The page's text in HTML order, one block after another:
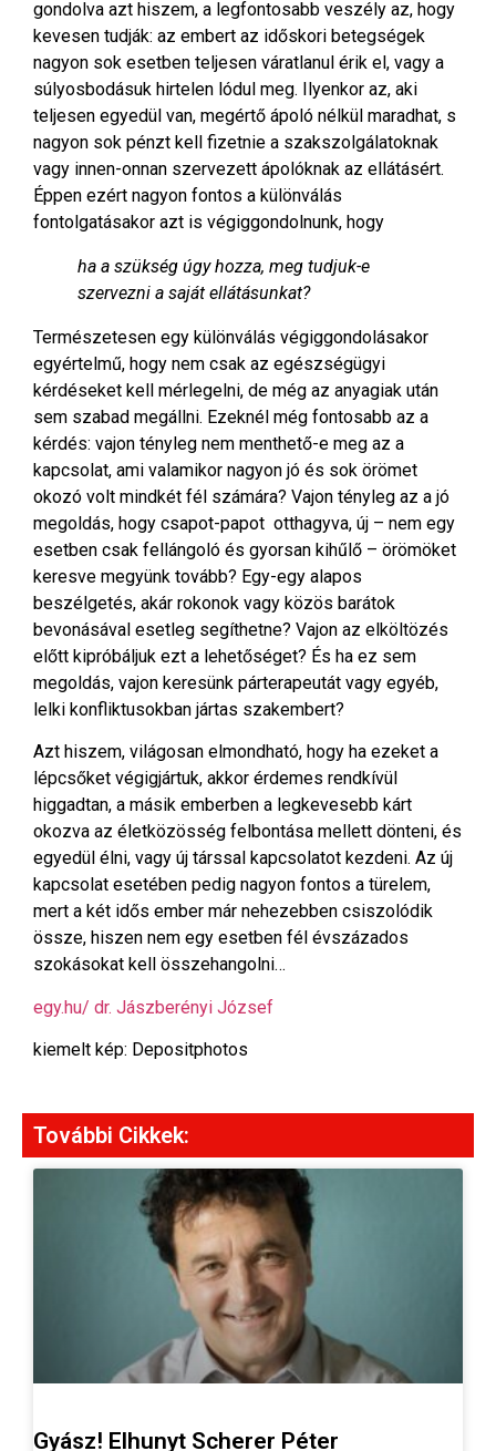
gondolva azt hiszem, a legfontosabb veszély az, hogy
kevesen tudják: az embert az időskori betegségek
nagyon sok esetben teljesen váratlanul érik el, vagy a
súlyosbodásuk hirtelen lódul meg. Ilyenkor az, aki
teljesen egyedül van, megértő ápoló nélkül maradhat, s
nagyon sok pénzt kell fizetnie a szakszolgálatoknak
vagy innen-onnan szervezett ápolóknak az ellátásért.
Éppen ezért nagyon fontos a különválás
fontolgatásakor azt is végiggondolnunk, hogy
ha a szükség úgy hozza, meg tudjuk-e
szervezni a saját ellátásunkat?
Természetesen egy különválás végiggondolásakor
egyértelmű, hogy nem csak az egészségügyi
kérdéseket kell mérlegelni, de még az anyagiak után
sem szabad megállni. Ezeknél még fontosabb az a
kérdés: vajon tényleg nem menthető-e meg az a
kapcsolat, ami valamikor nagyon jó és sok örömet
okozó volt mindkét fél számára? Vajon tényleg az a jó
megoldás, hogy csapot-papot otthagyva, új – nem egy
esetben csak fellángoló és gyorsan kihűlő – örömöket
keresve megyünk tovább? Egy-egy alapos
beszélgetés, akár rokonok vagy közös barátok
bevonásával esetleg segíthetne? Vajon az elköltözés
előtt kipróbáljuk ezt a lehetőséget? És ha ez sem
megoldás, vajon keresünk párterapeutát vagy egyéb,
lelki konfliktusokban jártas szakembert?
Azt hiszem, világosan elmondható, hogy ha ezeket a
lépcsőket végigjártuk, akkor érdemes rendkívül
higgadtan, a másik emberben a legkevesebb kárt
okozva az életközösség felbontása mellett dönteni, és
egyedül élni, vagy új társsal kapcsolatot kezdeni. Az új
kapcsolat esetében pedig nagyon fontos a türelem,
mert a két idős ember már nehezebben csiszolódik
össze, hiszen nem egy esetben fél évszázados
szokásokat kell összehangolni…
egy.hu/ dr. Jászberényi József
kiemelt kép: Depositphotos
További Cikkek:
Gyász! Elhunyt Scherer Péter